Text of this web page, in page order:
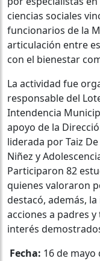
ciencias sociales
funcionarios de la
articulación entre
con el bienestar
La actividad fue
responsable del
Intendencia
apoyo de la
liderada por Taiz
Niñez y
Participaron 82
quienes valoraron
destacó, además,
acciones a padres
interés
Fecha: 16 de mayo